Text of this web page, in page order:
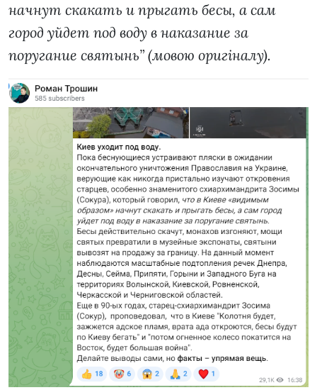
начнут скакать и прыгать бесы, а сам
город уйдет под воду в наказание за
поругание святынь” (мовою оригіналу).